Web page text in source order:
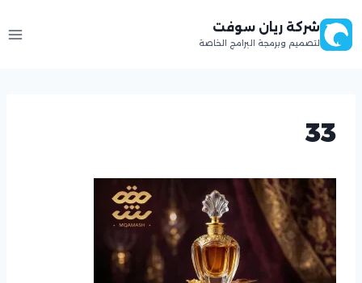
إلى
المحتوى
شركة ريان سوفت
لتصميم وبرمجة البرامج الخاصة
33